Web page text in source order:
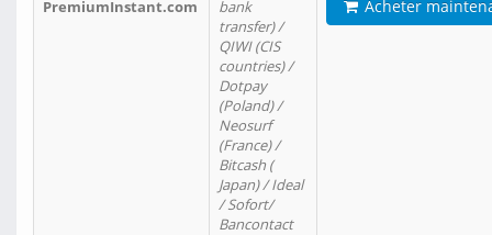
PremiumInstant.com
bank
transfer) /
QIWI (CIS
countries) /
Dotpay
(Poland) /
Neosurf
(France) /
Bitcash (
Japan) / Ideal
/ Sofort/
Bancontact
Acheter